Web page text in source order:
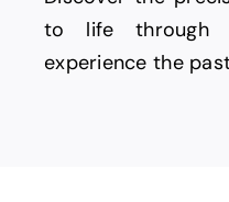
to life through
experience the